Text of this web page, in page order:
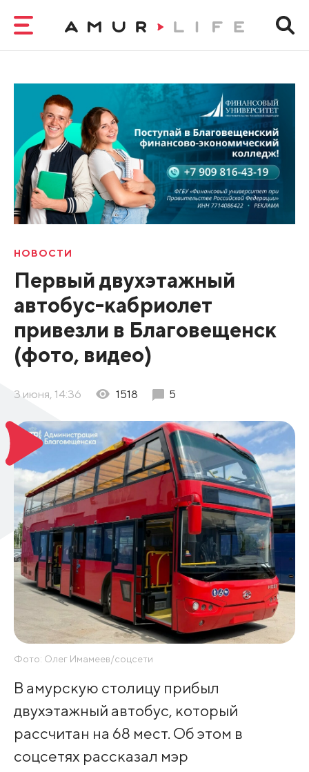
НОВОСТИ
Первый двухэтажный
автобус-кабриолет
привезли в Благовещенск
(фото, видео)
3 июня, 14:36 1518 5
Фото: Олег Имамеев/соцсети
В амурскую столицу прибыл
двухэтажный автобус, который
рассчитан на 68 мест. Об этом в
соцсетях рассказал мэр